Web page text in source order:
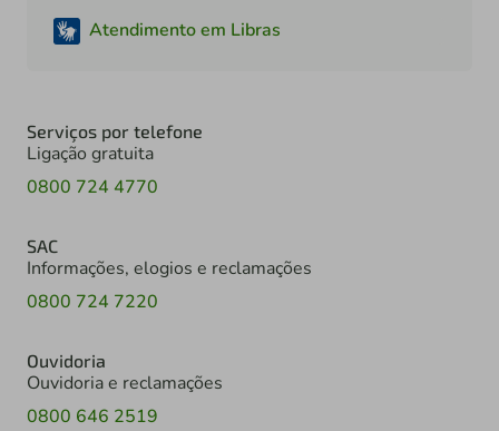
Atendimento em Libras
Serviços por telefone
Ligação gratuita
0800 724 4770
SAC
Informações, elogios e reclamações
0800 724 7220
Ouvidoria
Ouvidoria e reclamações
0800 646 2519